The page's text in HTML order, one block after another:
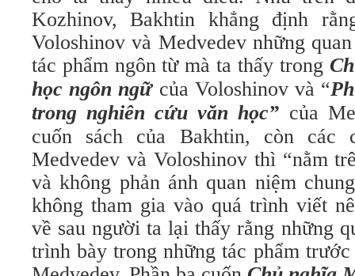
Kozhinov, Bakhtin khẳng định
Voloshinov và Medvedev những
tác phẩm ngôn từ mà ta thấy trong
học ngôn ngữcủa Voloshinov và “
trong nghiên cứu văn học” của
cuốn sách của Bakhtin, còn các
Medvedev và Voloshinov thì “nằm
và không phản ánh quan niệm
không tham gia vào quá trình viết
về sau người ta lại thấy rằng những
trình bày trong những tác phẩm